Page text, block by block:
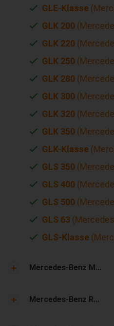
GLE-Klasse
GLK 200
GLK 220
GLK 250
GLK 280
GLK 300
GLK 320
GLK 350
GLK-Klasse
GLS 350
GLS 400
GLS 500
GLS 63
GLS-Klasse
Mercedes-Benz M...
Mercedes-Benz R...